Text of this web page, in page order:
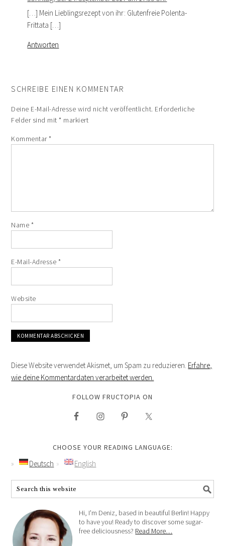
[…] Mein Lieblingsrezept von ihr: Glutenfreie Polenta-
Frittata […]
Antworten
SCHREIBE EINEN KOMMENTAR
Deine E-Mail-Adresse wird nicht veröffentlicht. Erforderliche
Felder sind mit* markiert
Kommentar*
Name *
E-Mail-Adresse *
Website
Diese Website verwendet Akismet, um Spam zu reduzieren. Erfahre,
wie deine Kommentardaten verarbeitet werden.
FOLLOW FRUCTOPIA ON
CHOOSE YOUR READING LANGUAGE:
Deutsch English
Hi, I'm Deniz, based in beautiful Berlin! Happy
to have you! Ready to discover some sugar-
free deliciousness? Read More…